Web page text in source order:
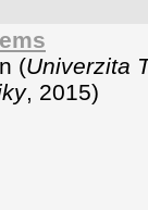
(Univerzita
, 2015)